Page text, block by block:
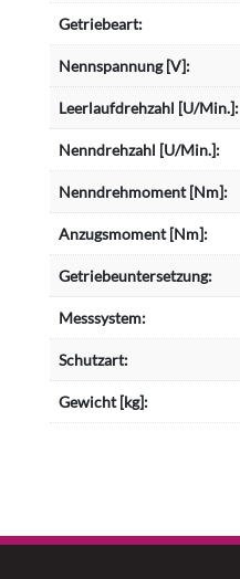
Getriebeart:
Nennspannung [V]:
Leerlaufdrehzahl [U/Min.]:
Nenndrehzahl [U/Min.]:
Nenndrehmoment [Nm]:
Anzugsmoment [Nm]:
Getriebeuntersetzung:
Messsystem:
Schutzart:
Gewicht [kg]: